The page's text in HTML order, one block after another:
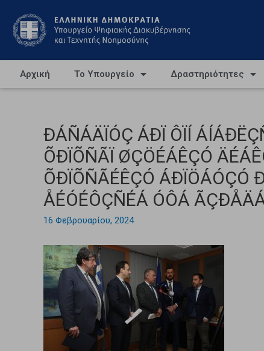
Αρχική Το Υπουργείο Δραστηριότητες
ÐÁÑÁÄÏÓÇ ÁÐÏ ÔÏÍ
ÕÐÏÕÑÃÏ ØÇÖÉÁÊÇÓ
ÕÐÏÕÑÃÉÊÇÓ ÁÐÏÖÁÓÇÓ
ÅÉÓÉÔÇÑÉÁ ÓÔÁ
16 Φεβρουαρίου, 2024